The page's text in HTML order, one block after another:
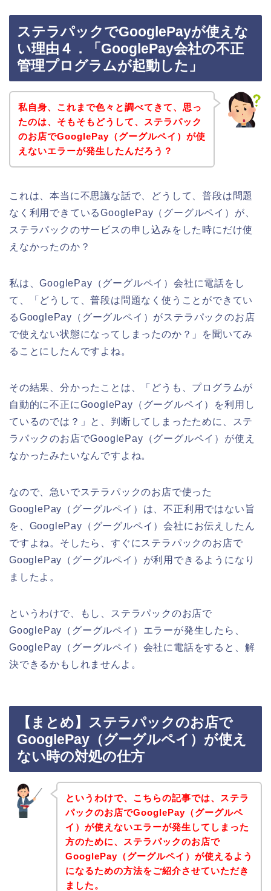
ステラパックでGooglePayが使えな
い理由４．「GooglePay会社の不正
管理プログラムが起動した」
私自身、これまで色々と調べてきて、思っ
たのは、そもそもどうして、ステラパック
のお店でGooglePay（グーグルペイ）が使
えないエラーが発生したんだろう？
これは、本当に不思議な話で、どうして、普段は問題
なく利用できているGooglePay（グーグルペイ）が、
ステラパックのサービスの申し込みをした時にだけ使
えなかったのか？
私は、GooglePay（グーグルペイ）会社に電話をし
て、「どうして、普段は問題なく使うことができてい
るGooglePay（グーグルペイ）がステラパックのお店
で使えない状態になってしまったのか？」を聞いてみ
ることにしたんですよね。
その結果、分かったことは、「どうも、プログラムが
自動的に不正にGooglePay（グーグルペイ）を利用し
ているのでは？」と、判断してしまったために、ステ
ラパックのお店でGooglePay（グーグルペイ）が使え
なかったみたいなんですよね。
なので、急いでステラパックのお店で使った
GooglePay（グーグルペイ）は、不正利用ではない旨
を、GooglePay（グーグルペイ）会社にお伝えしたん
ですよね。そしたら、すぐにステラパックのお店で
GooglePay（グーグルペイ）が利用できるようになり
ましたよ。
というわけで、もし、ステラパックのお店で
GooglePay（グーグルペイ）エラーが発生したら、
GooglePay（グーグルペイ）会社に電話をすると、解
決できるかもしれませんよ。
【まとめ】ステラパックのお店で
GooglePay（グーグルペイ）が使え
ない時の対処の仕方
というわけで、こちらの記事では、ステラ
パックのお店でGooglePay（グーグルペ
イ）が使えないエラーが発生してしまった
方のために、ステラパックのお店で
GooglePay（グーグルペイ）が使えるよう
になるための方法をご紹介させていただき
ました。